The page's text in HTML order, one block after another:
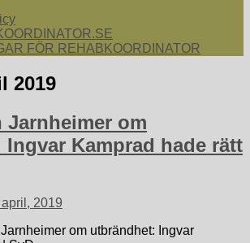
dig som arbetar med att koordinera och
åtgärder för återgång i arbete.
FÖR REHABKOORDINATOR
2019
Jarnheimer om
Kamprad hade rätt
2019
om utbrändhet: Ingvar